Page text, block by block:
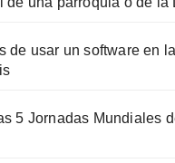
de usar un software en
5 Jornadas Mundiales